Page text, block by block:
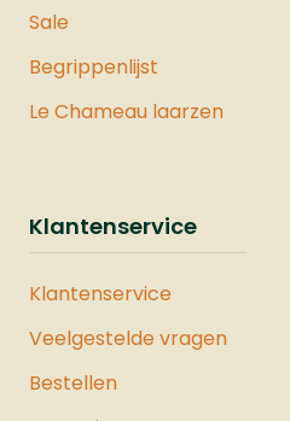
Sale
Begrippenlijst
Le Chameau laarzen
Klantenservice
Klantenservice
Veelgestelde vragen
Bestellen